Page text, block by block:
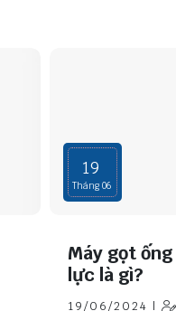
19
Tháng 06
Máy gọt
lực là gì?
19/06/2024 |